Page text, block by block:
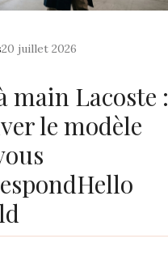
20 juillet 2026
main Lacoste :
le modèle